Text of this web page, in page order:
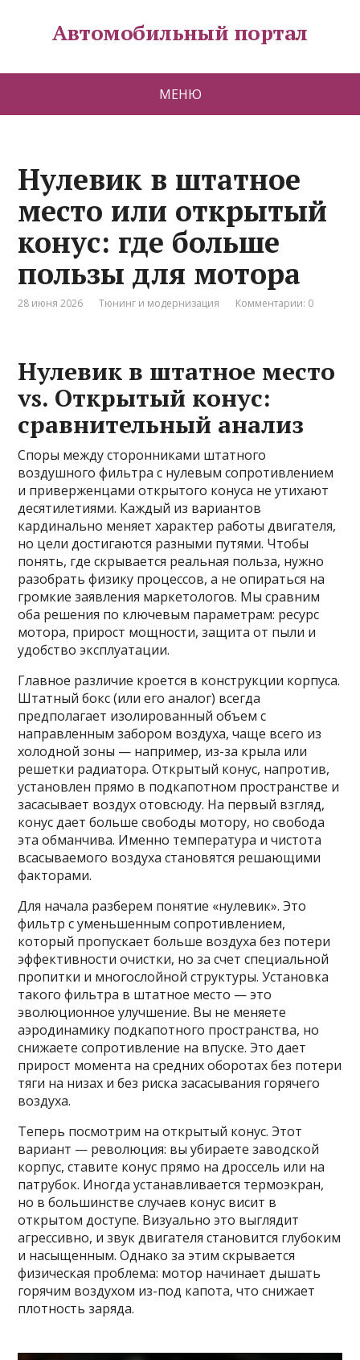
Автомобильный портал
МЕНЮ
Нулевик в штатное
место или открытый
конус: где больше
пользы для мотора
28 июня 2026 Тюнинг и модернизация Комментарии: 0
Нулевик в штатное место
vs. Открытый конус:
сравнительный анализ
Споры между сторонниками штатного
воздушного фильтра с нулевым сопротивлением
и приверженцами открытого конуса не утихают
десятилетиями. Каждый из вариантов
кардинально меняет характер работы двигателя,
но цели достигаются разными путями. Чтобы
понять, где скрывается реальная польза, нужно
разобрать физику процессов, а не опираться на
громкие заявления маркетологов. Мы сравним
оба решения по ключевым параметрам: ресурс
мотора, прирост мощности, защита от пыли и
удобство эксплуатации.
Главное различие кроется в конструкции корпуса.
Штатный бокс (или его аналог) всегда
предполагает изолированный объем с
направленным забором воздуха, чаще всего из
холодной зоны — например, из-за крыла или
решетки радиатора. Открытый конус, напротив,
установлен прямо в подкапотном пространстве и
засасывает воздух отовсюду. На первый взгляд,
конус дает больше свободы мотору, но свобода
эта обманчива. Именно температура и чистота
всасываемого воздуха становятся решающими
факторами.
Для начала разберем понятие «нулевик». Это
фильтр с уменьшенным сопротивлением,
который пропускает больше воздуха без потери
эффективности очистки, но за счет специальной
пропитки и многослойной структуры. Установка
такого фильтра в штатное место — это
эволюционное улучшение. Вы не меняете
аэродинамику подкапотного пространства, но
снижаете сопротивление на впуске. Это дает
прирост момента на средних оборотах без потери
тяги на низах и без риска засасывания горячего
воздуха.
Теперь посмотрим на открытый конус. Этот
вариант — революция: вы убираете заводской
корпус, ставите конус прямо на дроссель или на
патрубок. Иногда устанавливается термоэкран,
но в большинстве случаев конус висит в
открытом доступе. Визуально это выглядит
агрессивно, и звук двигателя становится глубоким
и насыщенным. Однако за этим скрывается
физическая проблема: мотор начинает дышать
горячим воздухом из-под капота, что снижает
плотность заряда.